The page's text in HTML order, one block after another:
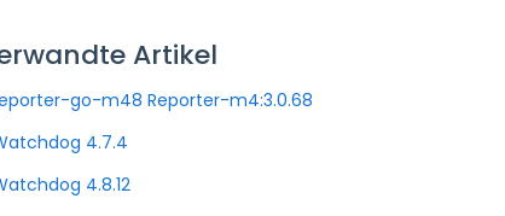
Artikel
go-m48 Reporter-m4:3.0.68
4.7.4
4.8.12